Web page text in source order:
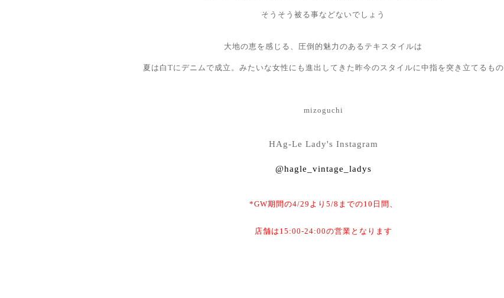
そうそう被る事などないでしょう
大地の恵を感じる、圧倒的魅力のあるテキスタイルは
夏は白Tにデニムで成立。みたいな女性にも進出してきた昨今のスタイルに中指を突き立てるもの
mizoguchi
HAg-Le Lady's Instagram
@hagle_vintage_ladys
*GW期間の4/29より5/8までの10日間、
店舗は15:00-24:00の営業となります